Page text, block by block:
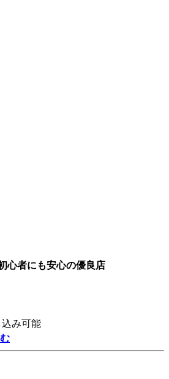
心者にも安心の優良店
込み可能